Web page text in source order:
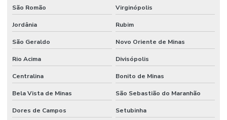
São Romão Virginópolis
Jordânia Rubim
São Geraldo Novo Oriente de Minas
Rio Acima Divisópolis
Centralina Bonito de Minas
Bela Vista de Minas São Sebastião do Maranhão
Dores de Campos Setubinha